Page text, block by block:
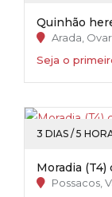
Quinhão
Arada, Ovar
Seja o
3 DIAS / 5
Possacos,